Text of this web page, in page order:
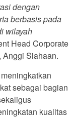
dengan
berbasis pada
wilayah
Head Corporate
Anggi Siahaan.
sebagai bagian
kualitas